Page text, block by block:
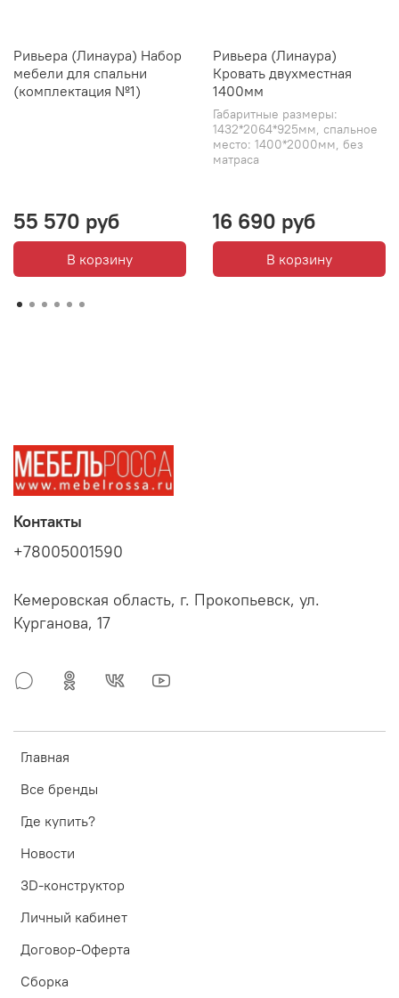
Ривьера (Линаура) Набор
мебели для спальни
(комплектация №1)
55 570 руб
В корзину
Ривьера (Линаура)
Кровать двухместная
1400мм
Габаритные размеры:
1432*2064*925мм, спальное
место: 1400*2000мм, без
матраса
16 690 руб
В корзину
Главная
Все бренды
Где купить?
Новости
3D-конструктор
Личный кабинет
Договор-Оферта
Сборка
Контакты
+78005001590
Кемеровская область, г. Прокопьевск, ул.
Курганова, 17